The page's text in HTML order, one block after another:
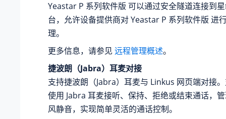
Yeastar P 系列软件版 可以通过安全隧道连接到
台，允许设备提供商对Yeastar P 系列软件版 进
理。
更多信息，请参见 远程管理概述。
捷波朗（Jabra）耳麦对接
支持捷波朗（Jabra）耳麦与 Linkus 网页端对接
使用 Jabra 耳麦接听、保持、拒绝或结束通话，
风静音，实现简单灵活的通话控制。